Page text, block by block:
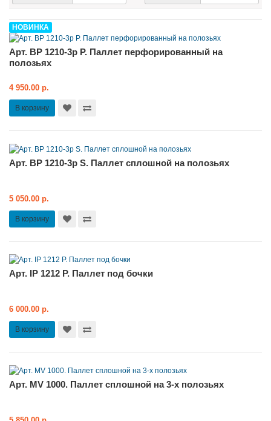
НОВИНКА
Арт. BP 1210-3p P. Паллет перфорированный на
полозьях
4 950.00 р.
В корзину
Арт. BP 1210-3p S. Паллет сплошной на полозьях
5 050.00 р.
В корзину
Арт. IP 1212 P. Паллет под бочки
6 000.00 р.
В корзину
Арт. MV 1000. Паллет сплошной на 3-х полозьях